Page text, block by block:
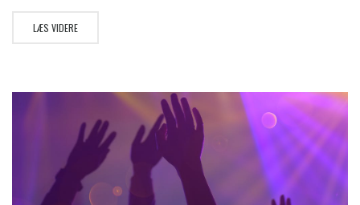
LÆS VIDERE